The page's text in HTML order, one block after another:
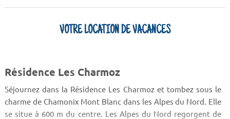
VOTRE LOCATION DE VACANCES
Résidence Les Charmoz
Séjournez dans la Résidence Les Charmoz et tombez sous le
charme de Chamonix Mont Blanc dans les Alpes du Nord. Elle
se situe à 600 m du centre. Les Alpes du Nord regorgent de